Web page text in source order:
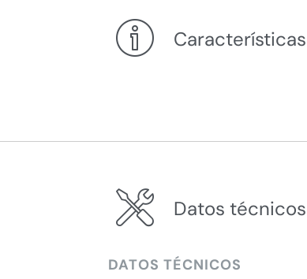
Características
Datos
DATOS TÉCNICOS